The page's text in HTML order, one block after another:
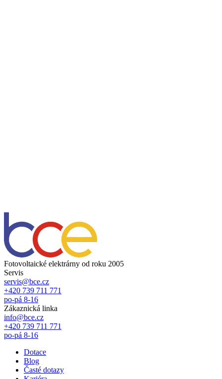
Fotovoltaické elektrárny od roku 2005
Servis
servis@bce.cz
+420 739 711 771
po-pá 8-16
Zákaznická linka
info@bce.cz
+420 739 711 771
po-pá 8-16
Dotace
Blog
Časté dotazy